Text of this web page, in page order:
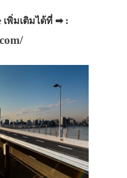
เพิ่มเติมได้ที่ ➡ :